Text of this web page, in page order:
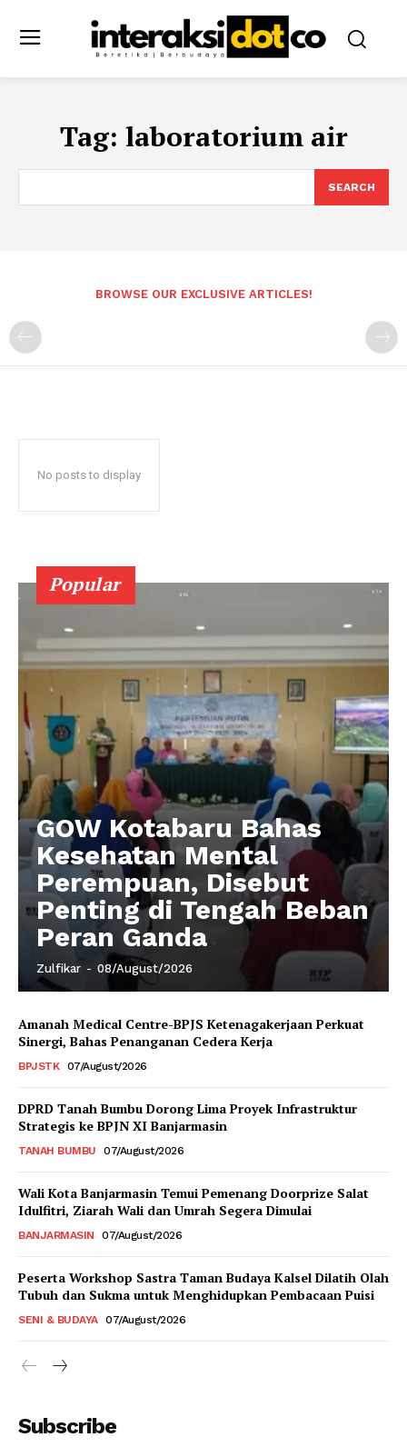
Tag: laboratorium air
SEARCH
BROWSE OUR EXCLUSIVE ARTICLES!
No posts to display
Popular
GOW Kotabaru Bahas
Kesehatan Mental
Perempuan, Disebut
Penting di Tengah Beban
Peran Ganda
Zulfikar - 08/August/2026
Amanah Medical Centre-BPJS Ketenagakerjaan Perkuat
Sinergi, Bahas Penanganan Cedera Kerja
BPJSTK 07/August/2026
DPRD Tanah Bumbu Dorong Lima Proyek Infrastruktur
Strategis ke BPJN XI Banjarmasin
TANAH BUMBU 07/August/2026
Wali Kota Banjarmasin Temui Pemenang Doorprize Salat
Idulfitri, Ziarah Wali dan Umrah Segera Dimulai
BANJARMASIN 07/August/2026
Peserta Workshop Sastra Taman Budaya Kalsel Dilatih Olah
Tubuh dan Sukma untuk Menghidupkan Pembacaan Puisi
SENI & BUDAYA 07/August/2026
Subscribe